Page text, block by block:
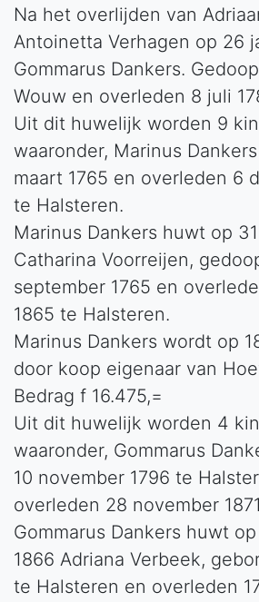
Na het overlijden van
Antoinetta Verhagen op 26
Gommarus Dankers.
Wouw en overleden 8 juli
Uit dit huwelijk worden 9
waaronder, Marinus
maart 1765 en overleden 6
te Halsteren.
Marinus Dankers huwt op
Catharina Voorreijen,
september 1765 en
1865 te Halsteren.
Marinus Dankers wordt op
door koop eigenaar van
Bedrag f 16.475,=
Uit dit huwelijk worden 4
waaronder, Gommarus
10 november 1796 te
overleden 28 november
Gommarus Dankers huwt
1866 Adriana Verbeek,
te Halsteren en overleden